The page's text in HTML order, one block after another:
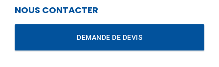
NOUS CONTACTER
DEMANDE DE DEVIS